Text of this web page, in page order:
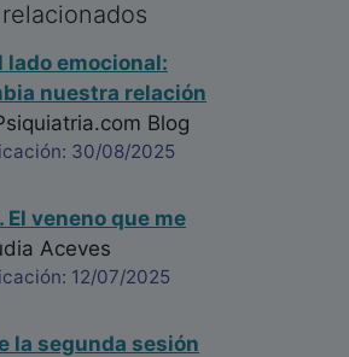
lado emocional:
nuestra relación
Blog
30/08/2025
El veneno que me
Aceves
12/07/2025
la segunda sesión